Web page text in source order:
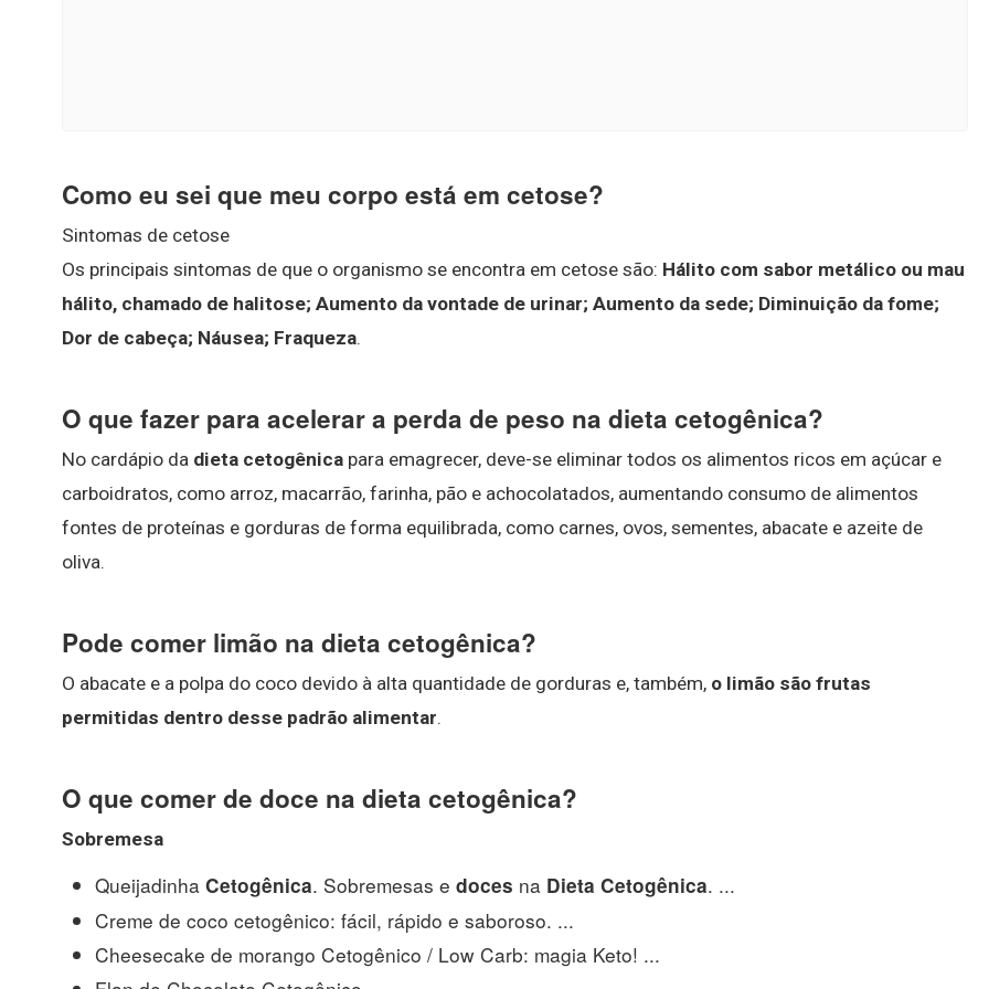
Como eu sei que meu corpo está em cetose?
Sintomas de cetose
Os principais sintomas de que o organismo se encontra em cetose são: Hálito com sabor metálico ou mau
hálito, chamado de halitose; Aumento da vontade de urinar; Aumento da sede; Diminuição da fome;
Dor de cabeça; Náusea; Fraqueza.
O que fazer para acelerar a perda de peso na dieta cetogênica?
No cardápio da dieta cetogênica para emagrecer, deve-se eliminar todos os alimentos ricos em açúcar e
carboidratos, como arroz, macarrão, farinha, pão e achocolatados, aumentando consumo de alimentos
fontes de proteínas e gorduras de forma equilibrada, como carnes, ovos, sementes, abacate e azeite de
oliva.
Pode comer limão na dieta cetogênica?
O abacate e a polpa do coco devido à alta quantidade de gorduras e, também, o limão são frutas
permitidas dentro desse padrão alimentar.
O que comer de doce na dieta cetogênica?
Sobremesa
Queijadinha Cetogênica. Sobremesas e doces na Dieta Cetogênica. ...
Creme de coco cetogênico: fácil, rápido e saboroso. ...
Cheesecake de morango Cetogênico / Low Carb: magia Keto! ...